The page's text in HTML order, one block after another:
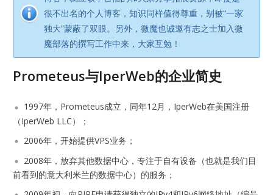
很不出名的个人博客，知识同样值得尊重，别被“一家
独大”蒙蔽了双眼。另外，微魔也诚邀有志之士加入微
魔部落的撰写工作中来，大家互勉！
Prometeus与IperWeb的企业简史
1997年，Prometeus成立，同年12月，IperWeb在美国注册
（IperWeb LLC）；
2006年，开始提供VPS业务；
2008年，放弃其他数据中心，专注于自有设备（也就是我们目
前看到的意大利米兰的数据中心）的服务；